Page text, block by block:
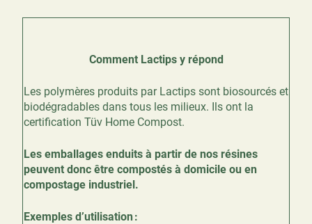
Comment Lactips y répond
Les polymères produits par Lactips sont biosourcés et
biodégradables dans tous les milieux. Ils ont la
certification Tüv Home Compost.
Les emballages enduits à partir de nos résines
peuvent donc être compostés à domicile ou en
compostage industriel.
Exemples d’utilisation :